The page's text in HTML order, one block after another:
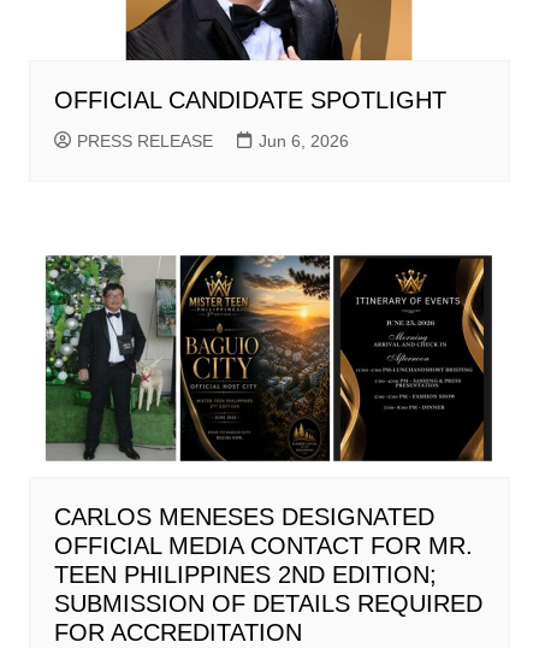
OFFICIAL CANDIDATE SPOTLIGHT
PRESS RELEASE Jun 6, 2026
CARLOS MENESES DESIGNATED
OFFICIAL MEDIA CONTACT FOR MR.
TEEN PHILIPPINES 2ND EDITION;
SUBMISSION OF DETAILS REQUIRED
FOR ACCREDITATION